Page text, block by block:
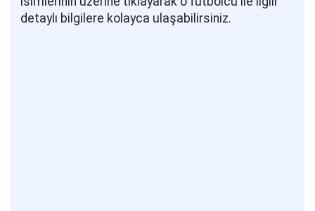
detaylı bilgilere kolayca ulaşabilirsiniz.